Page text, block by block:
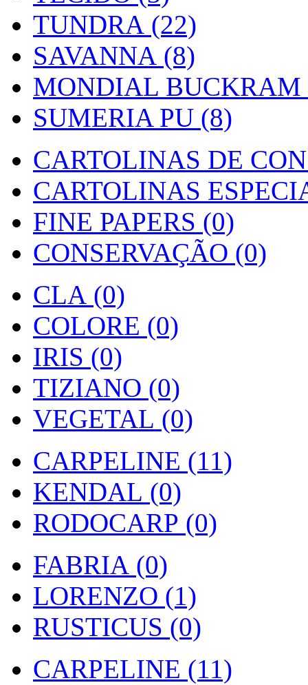
TUNDRA (22)
SAVANNA (8)
MONDIAL BUCKRAM
SUMERIA PU (8)
CARTOLINAS DE
CARTOLINAS
FINE PAPERS (0)
CONSERVAÇÃO (0)
CLA (0)
COLORE (0)
IRIS (0)
TIZIANO (0)
VEGETAL (0)
CARPELINE (11)
KENDAL (0)
RODOCARP (0)
FABRIA (0)
LORENZO (1)
RUSTICUS (0)
CARPELINE (11)